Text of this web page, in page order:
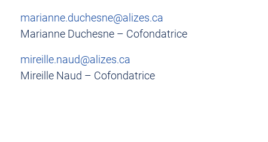
marianne.duchesne@alizes.ca
Marianne Duchesne – Cofondatrice
mireille.naud@alizes.ca
Mireille Naud – Cofondatrice